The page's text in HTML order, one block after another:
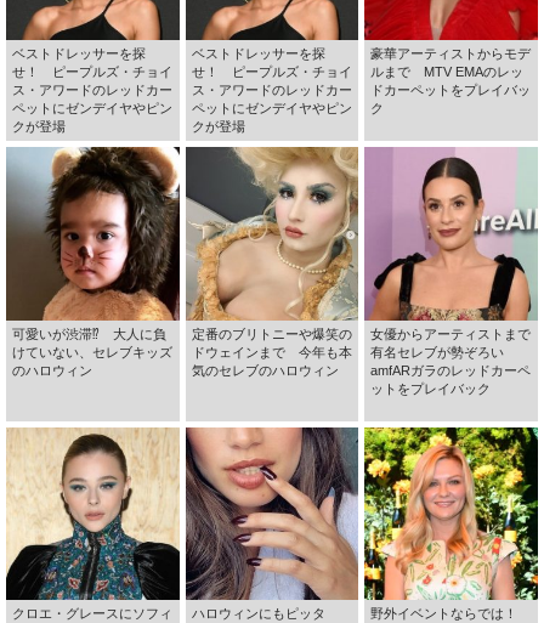
ベストドレッサーを探
せ！ ピープルズ・チョイ
ス・アワードのレッドカー
ペットにゼンデイヤやピン
クが登場
ベストドレッサーを探
せ！ ピープルズ・チョイ
ス・アワードのレッドカー
ペットにゼンデイヤやピン
クが登場
豪華アーティストからモデ
ルまで MTV EMAのレッ
ドカーペットをプレイバッ
ク
可愛いが渋滞⁉ 大人に負
けていない、セレブキッズ
のハロウィン
定番のブリトニーや爆笑の
ドウェインまで 今年も本
気のセレブのハロウィン
女優からアーティストまで
有名セレブが勢ぞろい
amfARガラのレッドカーペ
ットをプレイバック
クロエ・グレースにソフィ
ハロウィンにもピッタ
野外イベントならでは！